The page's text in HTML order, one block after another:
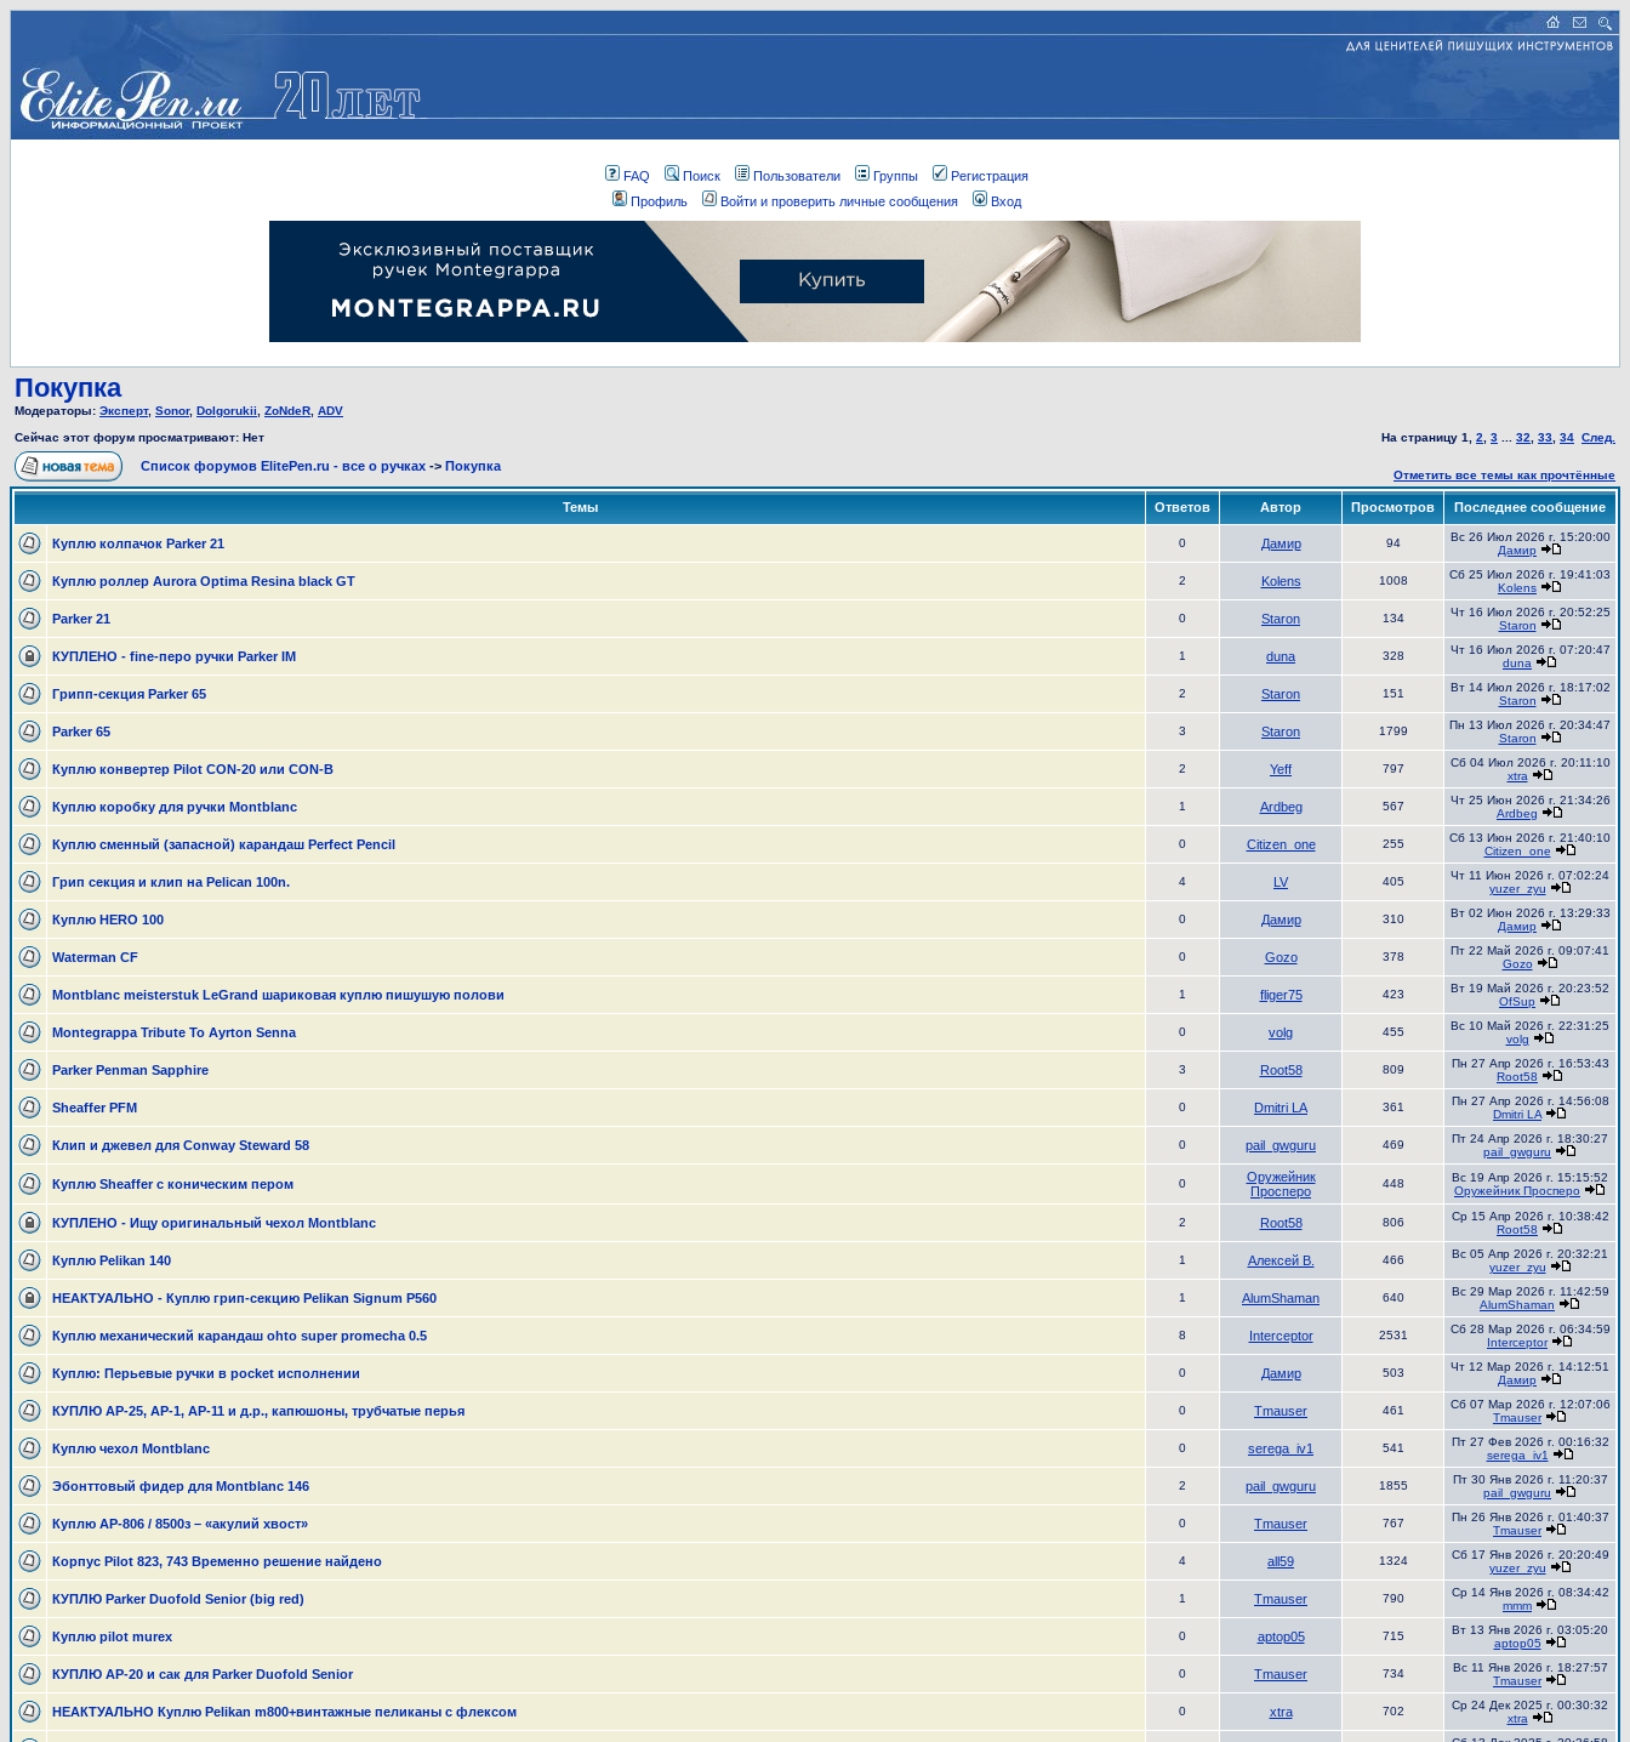
FAQ Поиск Пользователи Группы
Регистрация
Профиль
Войти и проверить личные сообщения Вход
Покупка
Модераторы: Эксперт, Sonor, Dolgorukii ZoNdeR ADV
Сейчас этот форум просматривают: Нет
На страницу 1 2 3 32 33 34 След.
Список форумов ElitePen.ru - все о ручках -> Покупка
Отметить все темы как прочтённые
Темы Ответов Автор Просмотров Последнее сообщение
Куплю колпачок Parker 21 0 Дамир 94
Вс 26 Июл 2026 г. 15:20:00
Дамир
Куплю роллер Aurora Optima Resina black GT 2 Kolens 1008
Сб 25 Июл 2026 г. 19:41:03
Kolens
Parker 21 0 Staron 134
Чт 16 Июл 2026 г. 20:52:25
Staron
КУПЛЕНО - fine-перо ручки Parker IM 1 duna 328
Чт 16 Июл 2026 г. 07:20:47
duna
Грипп-секция Parker 65 2 Staron 151
Вт 14 Июл 2026 г. 18:17:02
Staron
Parker 65 3 Staron 1799
Пн 13 Июл 2026 г. 20:34:47
Staron
Куплю конвертер Pilot CON-20 или CON-B 2 Yeff 797
Сб 04 Июл 2026 г. 20:11:10
xtra
Куплю коробку для ручки Montblanc 1 Ardbeg 567
Чт 25 Июн 2026 г. 21:34:26
Ardbeg
Куплю сменный (запасной) карандаш Perfect Pencil 0 Citizen_one 255
Сб 13 Июн 2026 г. 21:40:10
Citizen_one
Грип секция и клип на Pelican 100n. 4 LV 405
Чт 11 Июн 2026 г. 07:02:24
yuzer_zyu
Куплю HERO 100 0 Дамир 310
Вт 02 Июн 2026 г. 13:29:33
Дамир
Waterman CF 0 Gozo 378
Пт 22 Май 2026 г. 09:07:41
Gozo
Montblanc meisterstuk LeGrand шариковая куплю пишушую полови 1 fliger75 423
Вт 19 Май 2026 г. 20:23:52
OfSup
Montegrappa Tribute To Ayrton Senna 0 volg 455
Вс 10 Май 2026 г. 22:31:25
volg
Parker Penman Sapphire 3 Root58 809
Пн 27 Апр 2026 г. 16:53:43
Root58
Sheaffer PFM 0 Dmitri LA 361
Пн 27 Апр 2026 г. 14:56:08
Dmitri LA
Клип и джевел для Conway Steward 58 0 pail_gwguru 469
Пт 24 Апр 2026 г. 18:30:27
pail_gwguru
Куплю Sheaffer с коническим пером 0
Оружейник
Просперо
448
Вс 19 Апр 2026 г. 15:15:52
Оружейник Просперо
КУПЛЕНО - Ищу оригинальный чехол Montblanc 2 Root58 806
Ср 15 Апр 2026 г. 10:38:42
Root58
Куплю Pelikan 140 1 Алексей В. 466
Вс 05 Апр 2026 г. 20:32:21
yuzer_zyu
НЕАКТУАЛЬНО - Куплю грип-секцию Pelikan Signum P560 1 AlumShaman 640
Вс 29 Мар 2026 г. 11:42:59
AlumShaman
Куплю механический карандаш ohto super promecha 0.5 8 Interceptor 2531
Сб 28 Мар 2026 г. 06:34:59
Interceptor
Куплю: Перьевые ручки в pocket исполнении 0 Дамир 503
Чт 12 Мар 2026 г. 14:12:51
Дамир
КУПЛЮ АР-25, АР-1, АР-11 и д.р., капюшоны, трубчатые перья 0 Tmauser 461
Сб 07 Мар 2026 г. 12:07:06
Tmauser
Куплю чехол Montblanc 0 serega_iv1 541
Пт 27 Фев 2026 г. 00:16:32
serega_iv1
Эбонттовый фидер для Montblanc 146 2 pail_gwguru 1855
Пт 30 Янв 2026 г. 11:20:37
pail_gwguru
Куплю АР-806 / 8500з – «акулий хвост» 0 Tmauser 767
Пн 26 Янв 2026 г. 01:40:37
Tmauser
Корпус Pilot 823, 743 Временно решение найдено 4 all59 1324
Сб 17 Янв 2026 г. 20:20:49
yuzer_zyu
КУПЛЮ Parker Duofold Senior (big red) 1 Tmauser 790
Ср 14 Янв 2026 г. 08:34:42
mmm
Куплю pilot murex 0 aptop05 715
Вт 13 Янв 2026 г. 03:05:20
aptop05
КУПЛЮ АР-20 и сак для Parker Duofold Senior 0 Tmauser 734
Вс 11 Янв 2026 г. 18:27:57
Tmauser
НЕАКТУАЛЬНО Куплю Pelikan m800+винтажные пеликаны с флексом 0 xtra 702
Ср 24 Дек 2025 г. 00:30:32
xtra